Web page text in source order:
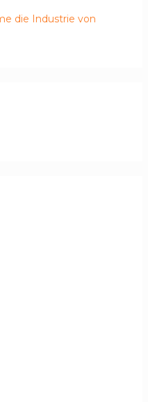
die Industrie von